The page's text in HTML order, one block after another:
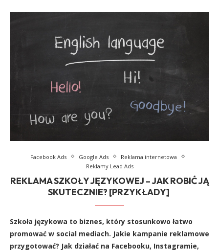
Facebook Ads Google Ads
Reklama internetowa
Reklamy Lead Ads
REKLAMA SZKOŁY JĘZYKOWEJ – JAK ROBIĆ JĄ
SKUTECZNIE? [PRZYKŁADY]
Szkoła językowa to biznes, który stosunkowo łatwo
promować w social mediach. Jakie kampanie reklamowe
przygotować? Jak działać na Facebooku, Instagramie,